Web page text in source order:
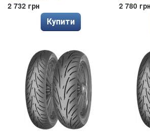
2 732 грн
Купити
2 780 грн